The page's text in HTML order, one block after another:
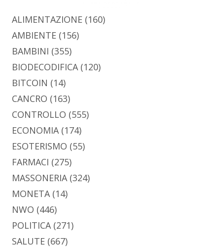
ALIMENTAZIONE (160)
AMBIENTE (156)
BAMBINI (355)
BIODECODIFICA(120)
BITCOIN (14)
CANCRO (163)
CONTROLLO (555)
ECONOMIA(174)
ESOTERISMO (55)
FARMACI (275)
MASSONERIA(324)
MONETA(14)
NWO (446)
POLITICA(271)
SALUTE (667)